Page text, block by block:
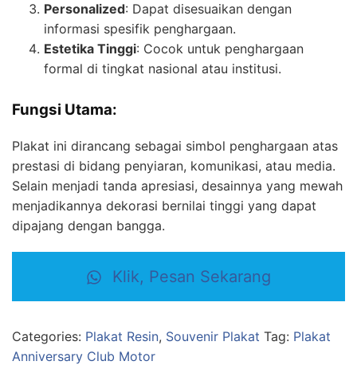
Personalized: Dapat disesuaikan dengan
informasi spesifik penghargaan.
Estetika Tinggi: Cocok untuk penghargaan
formal di tingkat nasional atau institusi.
Fungsi Utama:
Plakat ini dirancang sebagai simbol penghargaan atas
prestasi di bidang penyiaran, komunikasi, atau media.
Selain menjadi tanda apresiasi, desainnya yang mewah
menjadikannya dekorasi bernilai tinggi yang dapat
dipajang dengan bangga.
Klik, Pesan Sekarang
Categories: Plakat Resin, Souvenir Plakat Tag: Plakat
Anniversary Club Motor